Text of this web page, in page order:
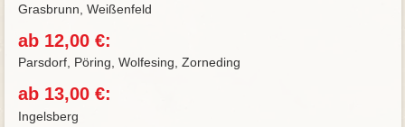
Grasbrunn, Weißenfeld
ab 12,00 €:
Parsdorf, Pöring, Wolfesing, Zorneding
ab 13,00 €:
Ingelsberg